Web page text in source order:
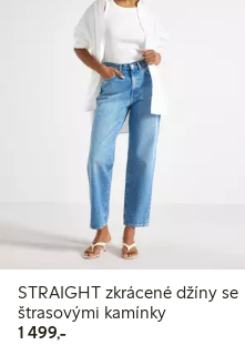
STRAIGHT zkrácené džíny se
štrasovými kamínky
1 499,-1 499,00 Kč